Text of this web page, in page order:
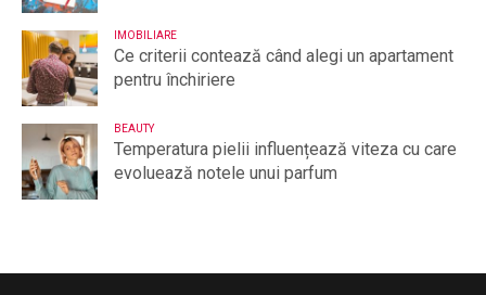
IMOBILIARE
Ce criterii contează când alegi un apartament
pentru închiriere
BEAUTY
Temperatura pielii influențează viteza cu care
evoluează notele unui parfum